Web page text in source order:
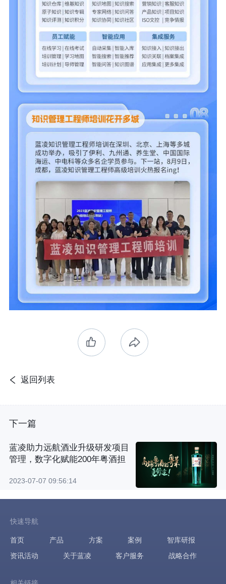
返回列表
下一篇
蓝凌助力远航酒业升级研发项目
管理，数字化赋能200年粤酒担
2023-07-07 09:56:14
快速导航
首页 产品 方案 案例
智库研报
资讯活动
关于蓝凌 客户服务 战略合作